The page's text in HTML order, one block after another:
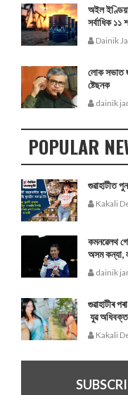
অইল
সর্বাধিক ১১
Dainik
লোক সভাত
ষ্টেছনক
dainik
POPULAR
গুৱাহাটীত
Kakali
কমনৱেলথ
অসম কন্যা,
dainik
গুৱাহাটীৰ
যুৱ
Kakali